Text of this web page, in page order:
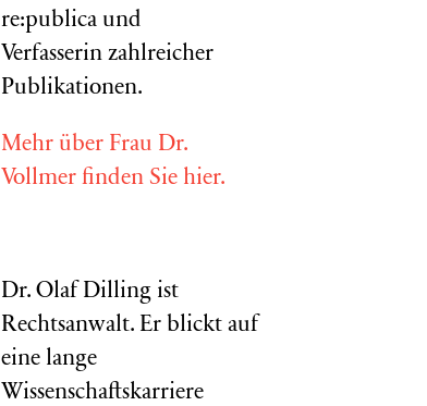
re:publica und
Verfasserin zahlreicher
Publikationen.
Mehr über Frau Dr.
Vollmer finden Sie hier.
Dr. Olaf Dilling ist
Rechtsanwalt. Er blickt auf
eine lange
Wissenschaftskarriere